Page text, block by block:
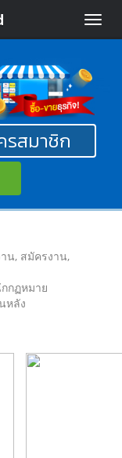
Toggle
รสมาชิก
น, สมัครงาน,
กฏหมาย
หลัง